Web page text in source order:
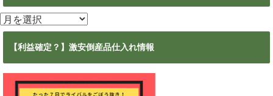
ア
ー
【利益確定？】激安倒産品仕入れ情報